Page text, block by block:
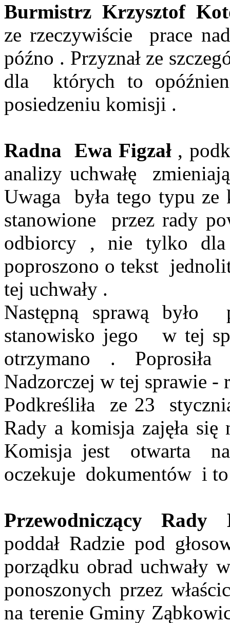
Burmistrz Krzysztof
ze rzeczywiście
prace
późno . Przyznał ze
dla
których to
posiedzeniu komisji .
Radna Ewa Figzał ,
analizy uchwałę
Uwaga
była tego typu ze
stanowione
przez rady
odbiorcy , nie tylko
poproszono otekst
tej uchwały .
Następną sprawąbyło
stanowisko jego
w tej
otrzymano .
Nadzorczej w tej sprawie -
Podkreśliła
ze 23
Rady a komisja zajęła
Komisja jest
otwarta
oczekuje dokumentów i to
Przewodniczący
poddał Radzie pod
porządku obrad uchwały
ponoszonych przez
na terenie Gminy